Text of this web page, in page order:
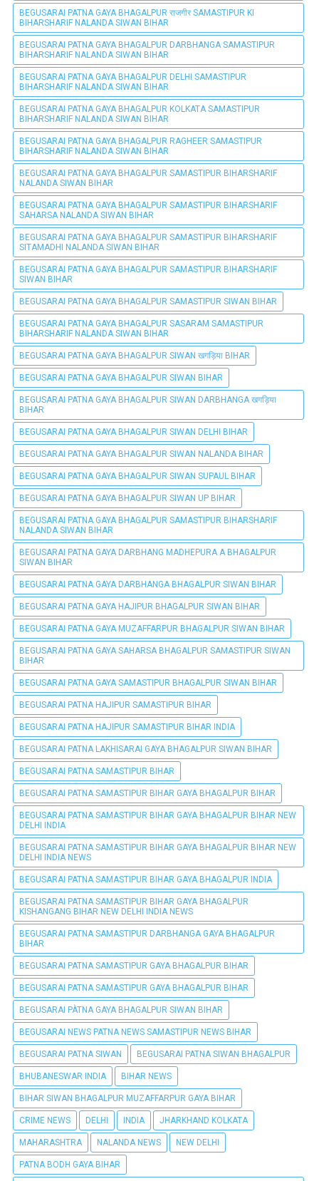
BEGUSARAI PATNA GAYA BHAGALPUR राजगीर SAMASTIPUR KI
BIHARSHARIF NALANDA SIWAN BIHAR
BEGUSARAI PATNA GAYA BHAGALPUR DARBHANGA SAMASTIPUR
BIHARSHARIF NALANDA SIWAN BIHAR
BEGUSARAI PATNA GAYA BHAGALPUR DELHI SAMASTIPUR
BIHARSHARIF NALANDA SIWAN BIHAR
BEGUSARAI PATNA GAYA BHAGALPUR KOLKATA SAMASTIPUR
BIHARSHARIF NALANDA SIWAN BIHAR
BEGUSARAI PATNA GAYA BHAGALPUR RAGHEER SAMASTIPUR
BIHARSHARIF NALANDA SIWAN BIHAR
BEGUSARAI PATNA GAYA BHAGALPUR SAMASTIPUR BIHARSHARIF
NALANDA SIWAN BIHAR
BEGUSARAI PATNA GAYA BHAGALPUR SAMASTIPUR BIHARSHARIF
SAHARSA NALANDA SIWAN BIHAR
BEGUSARAI PATNA GAYA BHAGALPUR SAMASTIPUR BIHARSHARIF
SITAMADHI NALANDA SIWAN BIHAR
BEGUSARAI PATNA GAYA BHAGALPUR SAMASTIPUR BIHARSHARIF
SIWAN BIHAR
BEGUSARAI PATNA GAYA BHAGALPUR SAMASTIPUR SIWAN BIHAR
BEGUSARAI PATNA GAYA BHAGALPUR SASARAM SAMASTIPUR
BIHARSHARIF NALANDA SIWAN BIHAR
BEGUSARAI PATNA GAYA BHAGALPUR SIWAN खगड़िया BIHAR
BEGUSARAI PATNA GAYA BHAGALPUR SIWAN BIHAR
BEGUSARAI PATNA GAYA BHAGALPUR SIWAN DARBHANGA खगड़िया
BIHAR
BEGUSARAI PATNA GAYA BHAGALPUR SIWAN DELHI BIHAR
BEGUSARAI PATNA GAYA BHAGALPUR SIWAN NALANDA BIHAR
BEGUSARAI PATNA GAYA BHAGALPUR SIWAN SUPAUL BIHAR
BEGUSARAI PATNA GAYA BHAGALPUR SIWAN UP BIHAR
BEGUSARAI PATNA GAYA BHAGALPUR SAMASTIPUR BIHARSHARIF
NALANDA SIWAN BIHAR
BEGUSARAI PATNA GAYA DARBHANG MADHEPURA A BHAGALPUR
SIWAN BIHAR
BEGUSARAI PATNA GAYA DARBHANGA BHAGALPUR SIWAN BIHAR
BEGUSARAI PATNA GAYA HAJIPUR BHAGALPUR SIWAN BIHAR
BEGUSARAI PATNA GAYA MUZAFFARPUR BHAGALPUR SIWAN BIHAR
BEGUSARAI PATNA GAYA SAHARSA BHAGALPUR SAMASTIPUR SIWAN
BIHAR
BEGUSARAI PATNA GAYA SAMASTIPUR BHAGALPUR SIWAN BIHAR
BEGUSARAI PATNA HAJIPUR SAMASTIPUR BIHAR
BEGUSARAI PATNA HAJIPUR SAMASTIPUR BIHAR INDIA
BEGUSARAI PATNA LAKHISARAI GAYA BHAGALPUR SIWAN BIHAR
BEGUSARAI PATNA SAMASTIPUR BIHAR
BEGUSARAI PATNA SAMASTIPUR BIHAR GAYA BHAGALPUR BIHAR
BEGUSARAI PATNA SAMASTIPUR BIHAR GAYA BHAGALPUR BIHAR NEW
DELHI INDIA
BEGUSARAI PATNA SAMASTIPUR BIHAR GAYA BHAGALPUR BIHAR NEW
DELHI INDIA NEWS
BEGUSARAI PATNA SAMASTIPUR BIHAR GAYA BHAGALPUR INDIA
BEGUSARAI PATNA SAMASTIPUR BIHAR GAYA BHAGALPUR
KISHANGANG BIHAR NEW DELHI INDIA NEWS
BEGUSARAI PATNA SAMASTIPUR DARBHANGA GAYA BHAGALPUR
BIHAR
BEGUSARAI PATNA SAMASTIPUR GAYA BHAGALPUR BIHAR
BEGUSARAI PATNA SAMASTIPUR GAYA BHAGALPUR BIHAR
BEGUSARAI PÀTNA GAYA BHAGALPUR SIWAN BIHAR
BEGUSARAI NEWS PATNA NEWS SAMASTIPUR NEWS BIHAR
BEGUSARAI PATNA SIWAN BEGUSARAI PATNA SIWAN BHAGALPUR
BHUBANESWAR INDIA BIHAR NEWS
BIHAR SIWAN BHAGALPUR MUZAFFARPUR GAYA BIHAR
CRIME NEWS DELHI INDIA JHARKHAND KOLKATA
MAHARASHTRA NALANDA NEWS NEW DELHI
PATNA BODH GAYA BIHAR